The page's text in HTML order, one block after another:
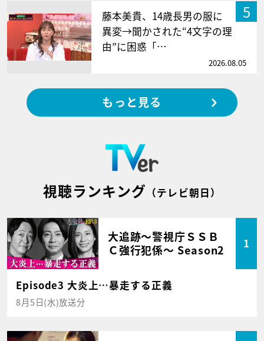
5
藤本美貴、14歳長男の服に
異変→聞かされた“4文字の理
由”に困惑「…
2026.08.05
もっと見る
視聴ランキング （テレビ朝日）
大追跡～警視庁ＳＳＢ
Ｃ強行犯係～ Season2
1
Episode3 大炎上…暴走する正義
8月5日(水)放送分